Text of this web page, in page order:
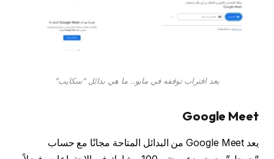
بعد اقتراب توقفه في مايو.. ما هي بدائل “سكايب”
Google Meet
يعد Google Meet من البدائل المتاحة مجانًا مع حساب